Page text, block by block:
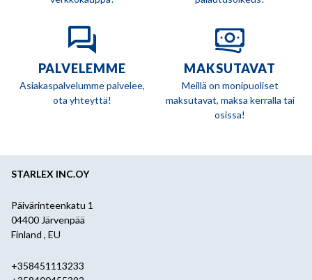
PALVELEMME
Asiakaspalvelumme palvelee,
ota yhteyttä!
MAKSUTAVAT
Meillä on monipuoliset
maksutavat, maksa kerralla tai
osissa!
STARLEX INC.OY
Päivärinteenkatu 1
04400 Järvenpää
Finland , EU
+358451113233